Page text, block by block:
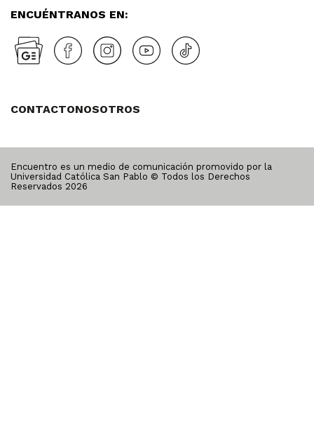
ENCUÉNTRANOS EN:
CONTACTONOSOTROS
Encuentro es un medio de comunicación promovido por la
Universidad Católica San Pablo © Todos los Derechos
Reservados 2026